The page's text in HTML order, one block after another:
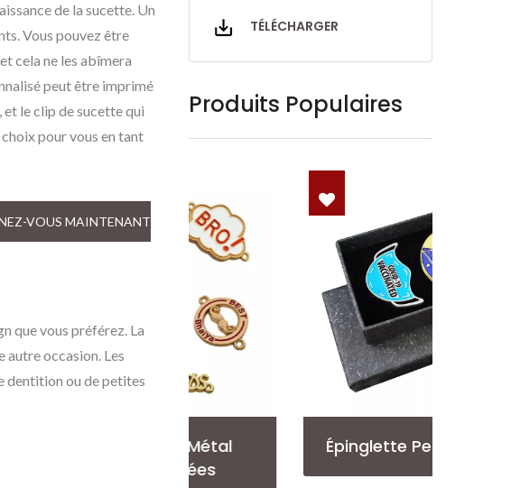
de la sucette. Un
Vous pouvez être
cela ne les abîmera
peut être imprimé
le clip de sucette qui
pour vous en tant
VOUS MAINTENANT
que vous préférez. La
autre occasion. Les
dentition ou de petites
TÉLÉCHARGER
Produits Populaires
Épinglette Personnalisée